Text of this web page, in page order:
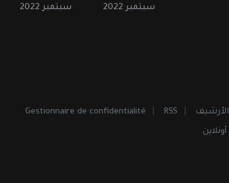
سبتمبر 2022
سبتمبر 2022
الأرشيف RSS
Gestionnaire de confidentialité